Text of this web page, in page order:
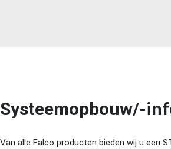
Systeemopbouw/-
Van alle Falco producten bieden wij u een